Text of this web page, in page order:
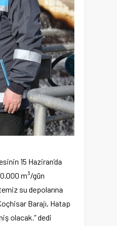
15 Haziran’da
m³/gün
su depolarına
Barajı, Hatap
olacak.” dedi